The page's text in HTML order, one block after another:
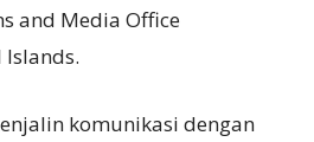
and Media Office
komunikasi dengan